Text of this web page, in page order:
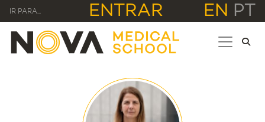
IR PARA... ENTRAR EN PT